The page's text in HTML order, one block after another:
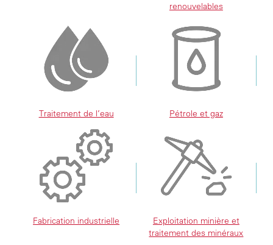
renouvelables
Traitement de l’eau Pétrole et gaz
Fabrication industrielle
Exploitation minière et
traitement des minéraux